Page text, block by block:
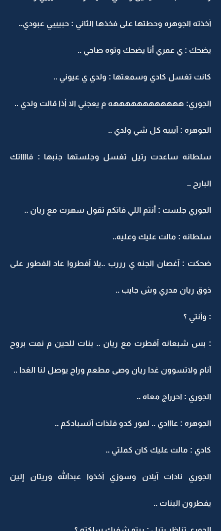
أخذته الجوهره وحطتها على فخذها الثاني : حبيييي عبودي..
يضحك : ي عمري أنا يضحك وتوه صاحي ..
كانت تغسل كادي وسمعتها : ولدي ي عيوني ..
الجوري: ههههههههههههه م يعجني الا أذا قالت ولدي ..
الجوهره : آيييه كل شي ولدي ..
سلطانه ساعدت رتيل تغسل وجلستها جنبها : فااااتك
البارح ..
الجوري جلست : أنتم اللي فاتكم تقول سهرت مع ريان ..
سلطانه : مالت عليك وعليه..
ضحكت : آغصان الجنه ي رررب ..يلا آفطروا عاد الفطور على
ذوق ريان مدري وش جايب ..
: وأنتي ؟
: بس شبعانه آفطرت مع ريان .. بنات للحين م نمت بروح
آنام ولاتسوون غدا ريان وصى مطعم وراح يوصل لنا الغدا ..
الجوري : احرراج معاه ..
الجوهره : عااادي .. لمور كدو فلذات آتسبادكم ..
كادي : مالت عليك كان كملتي ..
الجوري نادات آيلان وسوزي أخذوا عبدالله وريتان إلين
يفطرون البنات ..